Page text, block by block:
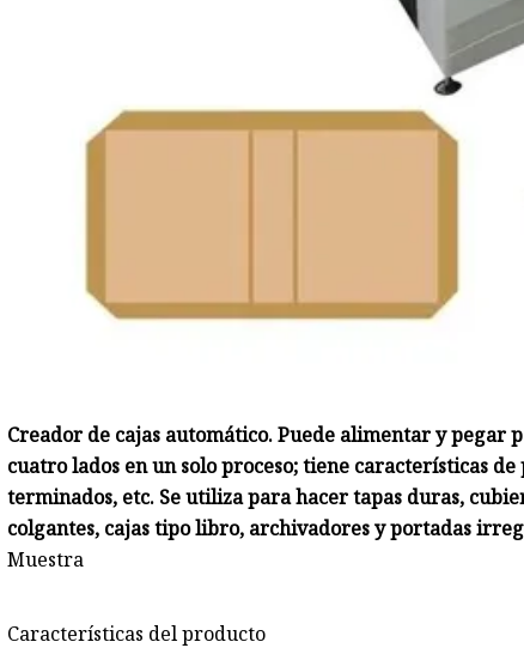
Creador de cajas automático. Puede alimentar y
cuatro lados en un solo proceso; tiene características
terminados, etc. Se utiliza para hacer tapas duras,
colgantes, cajas tipo libro, archivadores y portadas
Muestra
Características del producto